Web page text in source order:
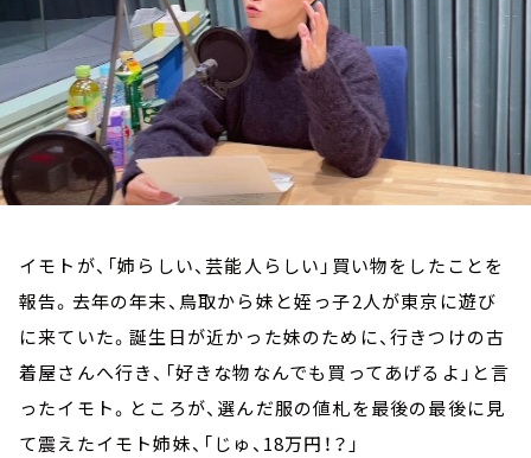
イモトが、「姉らしい、芸能人らしい」買い物をしたことを
報告。去年の年末、鳥取から妹と姪っ子2人が東京に遊び
に来ていた。誕生日が近かった妹のために、行きつけの古
着屋さんへ行き、「好きな物なんでも買ってあげるよ」と言
ったイモト。ところが、選んだ服の値札を最後の最後に見
て震えたイモト姉妹、「じゅ、18万円！？」